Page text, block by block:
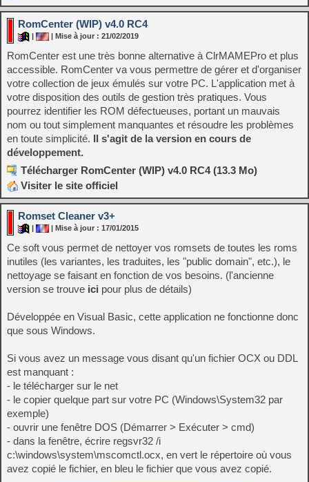
RomCenter (WIP) v4.0 RC4
| | Mise à jour : 21/02/2019
RomCenter est une très bonne alternative à ClrMAMEPro et plus
accessible. RomCenter va vous permettre de gérer et d'organiser
votre collection de jeux émulés sur votre PC. L'application met à
votre disposition des outils de gestion très pratiques. Vous
pourrez identifier les ROM défectueuses, portant un mauvais
nom ou tout simplement manquantes et résoudre les problèmes
en toute simplicité. Il s'agit de la version en cours de
développement.
Télécharger RomCenter (WIP) v4.0 RC4 (13.3 Mo)
Visiter le site officiel
Romset Cleaner v3+
| | Mise à jour : 17/01/2015
Ce soft vous permet de nettoyer vos romsets de toutes les roms
inutiles (les variantes, les traduites, les "public domain", etc.), le
nettoyage se faisant en fonction de vos besoins. (l'ancienne
version se trouve ici pour plus de détails)
Développée en Visual Basic, cette application ne fonctionne donc
que sous Windows.
Si vous avez un message vous disant qu'un fichier OCX ou DDL
est manquant :
- le télécharger sur le net
- le copier quelque part sur votre PC (Windows\System32 par
exemple)
- ouvrir une fenêtre DOS (Démarrer > Exécuter > cmd)
- dans la fenêtre, écrire regsvr32 /i
c:\windows\system\mscomctl.ocx, en vert le répertoire où vous
avez copié le fichier, en bleu le fichier que vous avez copié.